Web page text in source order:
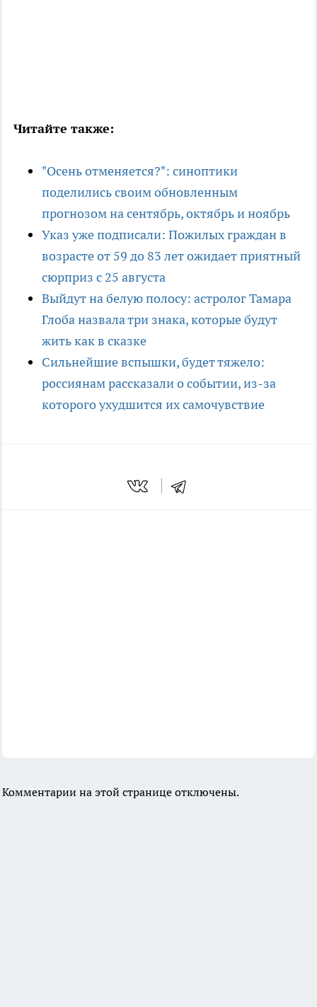
Читайте также:
"Осень отменяется?": синоптики
поделились своим обновленным
прогнозом на сентябрь, октябрь и ноябрь
Указ уже подписали: Пожилых граждан в
возрасте от 59 до 83 лет ожидает приятный
сюрприз с 25 августа
Выйдут на белую полосу: астролог Тамара
Глоба назвала три знака, которые будут
жить как в сказке
Сильнейшие вспышки, будет тяжело:
россиянам рассказали о событии, из-за
которого ухудшится их самочувствие
Комментарии на этой странице отключены.